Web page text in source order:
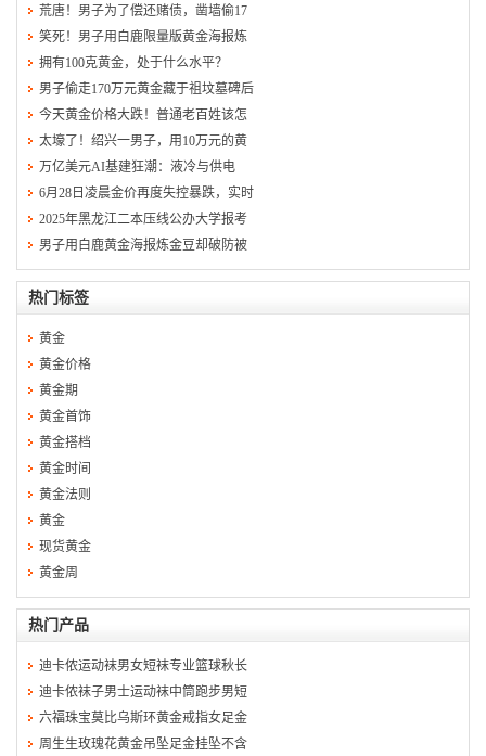
荒唐！男子为了偿还赌债，凿墙偷17
笑死！男子用白鹿限量版黄金海报炼
拥有100克黄金，处于什么水平？
男子偷走170万元黄金藏于祖坟墓碑后
今天黄金价格大跌！普通老百姓该怎
太壕了！绍兴一男子，用10万元的黄
万亿美元AI基建狂潮：液冷与供电
6月28日凌晨金价再度失控暴跌，实时
2025年黑龙江二本压线公办大学报考
男子用白鹿黄金海报炼金豆却破防被
热门标签
黄金
黄金价格
黄金期
黄金首饰
黄金搭档
黄金时间
黄金法则
黄金
现货黄金
黄金周
热门产品
迪卡侬运动袜男女短袜专业篮球秋长
迪卡侬袜子男士运动袜中筒跑步男短
六福珠宝莫比乌斯环黄金戒指女足金
周生生玫瑰花黄金吊坠足金挂坠不含